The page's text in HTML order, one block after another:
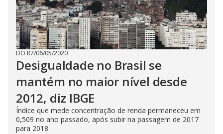
DO R7/06/05/2020
Desigualdade no Brasil se
mantém no maior nível desde
2012, diz IBGE
Índice que mede concentração de renda permaneceu em
0,509 no ano passado, após subir na passagem de 2017
para 2018